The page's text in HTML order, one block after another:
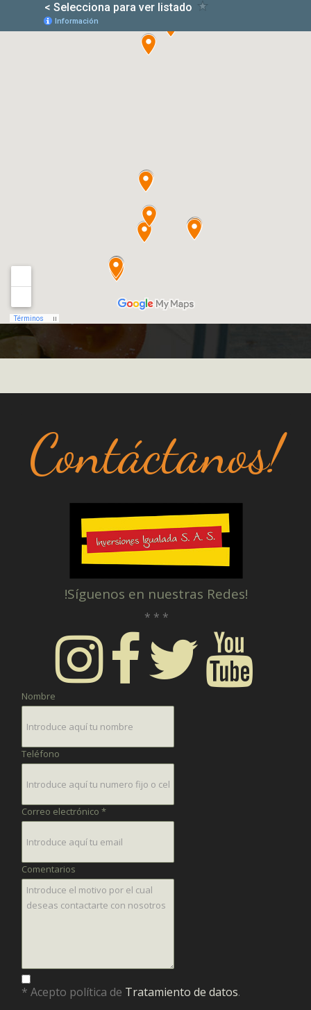
Contáctanos!
!Síguenos en nuestras Redes!
* * *
Nombre
Teléfono
Correo electrónico *
Comentarios
* Acepto política de Tratamiento de datos.